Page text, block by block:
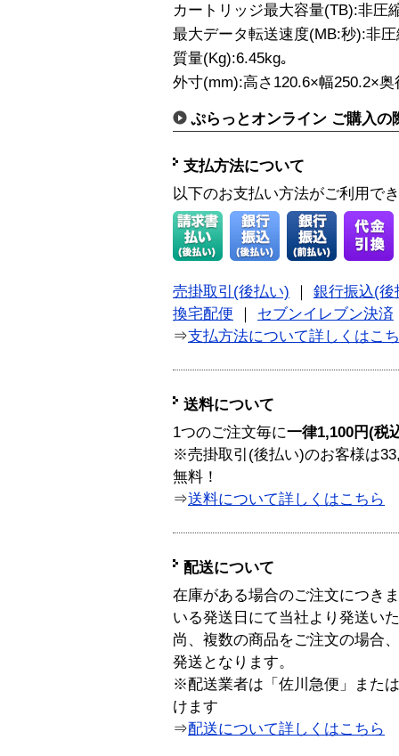
カートリッジ最大容量(TB):非圧
最大データ転送速度(MB:秒):非
質量(Kg):6.45kg｡
外寸(mm):高さ120.6×幅250.2×奥
ぷらっとオンライン ご購入の
支払方法について
以下のお支払い方法がご利用で
売掛取引(後払い)
銀行振込(後
換宅配便
セブンイレブン決済
⇒支払方法について詳しくはこ
送料について
1つのご注文毎に一律1,100円(税
※売掛取引(後払い)のお客様は
無料！
⇒送料について詳しくはこちら
配送について
在庫がある場合のご注文につき
いる発送日にて当社より発送い
尚、複数の商品をご注文の場合
発送となります。
※配送業者は「佐川急便」また
けます
⇒配送について詳しくはこちら